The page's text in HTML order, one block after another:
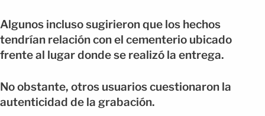
Algunos incluso sugirieron que los hechos
tendrían relación con el cementerio ubicado
frente al lugar donde se realizó la entrega.
No obstante, otros usuarios cuestionaron la
autenticidad de la grabación.